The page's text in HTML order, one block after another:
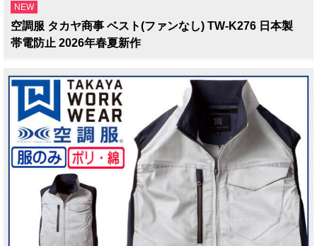
NEW
空調服 タカヤ商事 ベスト(ファンなし) TW-K276 日本製
帯電防止 2026年春夏新作